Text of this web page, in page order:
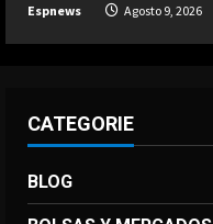
Espnews Agosto 9, 2026
CATEGORIE
BLOG